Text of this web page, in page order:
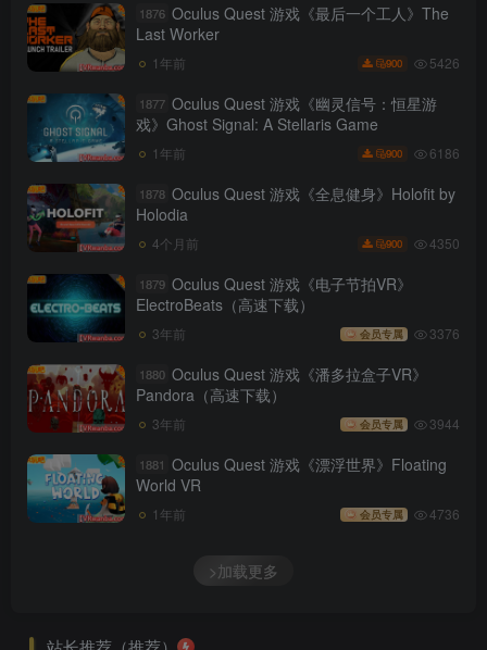
1876 Oculus Quest 游戏《最后一个工人》The
Last Worker
1年前 900 5426
1877 Oculus Quest 游戏《幽灵信号：恒星游
戏》Ghost Signal: A Stellaris Game
1年前 900 6186
1878 Oculus Quest 游戏《全息健身》Holofit by
Holodia
4个月前 900 4350
1879 Oculus Quest 游戏《电子节拍VR》
ElectroBeats（高速下载）
3年前 会员专属 3376
1880 Oculus Quest 游戏《潘多拉盒子VR》
Pandora（高速下载）
3年前 会员专属 3944
1881 Oculus Quest 游戏《漂浮世界》Floating
World VR
1年前 会员专属 4736
>加载更多